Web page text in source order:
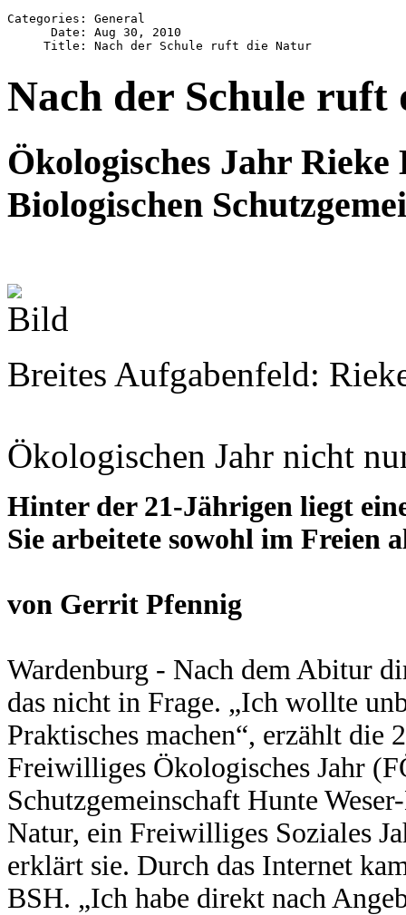
Categories: General
      Date: Aug 30, 2010
Nach der Schule ruft
Ökologisches Jahr Rieke
Biologischen
Breites Aufgabenfeld:
Ökologischen Jahr nicht
Hinter der 21-Jährigen liegt
Sie arbeitete sowohl im Freien
von Gerrit Pfennig
Wardenburg - Nach dem Abitur
das nicht in Frage. „Ich wollte
Praktisches machen“, erzählt die
Freiwilliges Ökologisches Jahr
Schutzgemeinschaft Hunte
Natur, ein Freiwilliges Soziales
erklärt sie. Durch das Internet
BSH. „Ich habe direkt nach